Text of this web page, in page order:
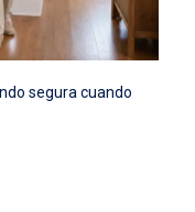
segura cuando